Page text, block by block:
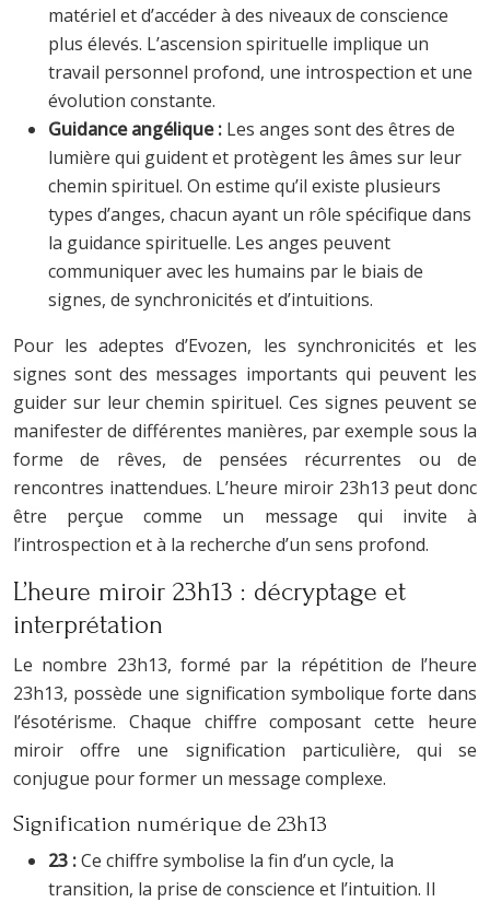
matériel et d’accéder à des niveaux de conscience
plus élevés. L’ascension spirituelle implique un
travail personnel profond, une introspection et une
évolution constante.
Guidance angélique : Les anges sont des êtres de
lumière qui guident et protègent les âmes sur leur
chemin spirituel. On estime qu’il existe plusieurs
types d’anges, chacun ayant un rôle spécifique dans
la guidance spirituelle. Les anges peuvent
communiquer avec les humains par le biais de
signes, de synchronicités et d’intuitions.
Pour les adeptes d’Evozen, les synchronicités et les
signes sont des messages importants qui peuvent les
guider sur leur chemin spirituel. Ces signes peuvent se
manifester de différentes manières, par exemple sous la
forme de rêves, de pensées récurrentes ou de
rencontres inattendues. L’heure miroir 23h13 peut donc
être perçue comme un message qui invite à
l’introspection et à la recherche d’un sens profond.
L’heure miroir 23h13 : décryptage et
interprétation
Le nombre 23h13, formé par la répétition de l’heure
23h13, possède une signification symbolique forte dans
l’ésotérisme. Chaque chiffre composant cette heure
miroir offre une signification particulière, qui se
conjugue pour former un message complexe.
Signification numérique de 23h13
23 :Ce chiffre symbolise la fin d’un cycle, la
transition, la prise de conscience et l’intuition. Il